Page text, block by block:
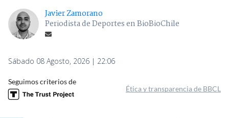
Javier Zamorano
Periodista de Deportes en BioBioChile
Sábado 08 Agosto, 2026 | 22:06
Seguimos criterios de
Ética y transparencia de BBCL